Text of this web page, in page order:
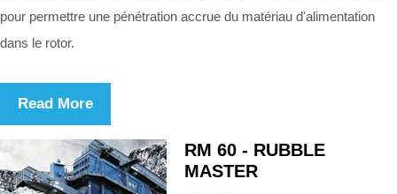
pour permettre une pénétration accrue du matériau d'alimentation
dans le rotor.
Read More
RM 60 - RUBBLE
MASTER